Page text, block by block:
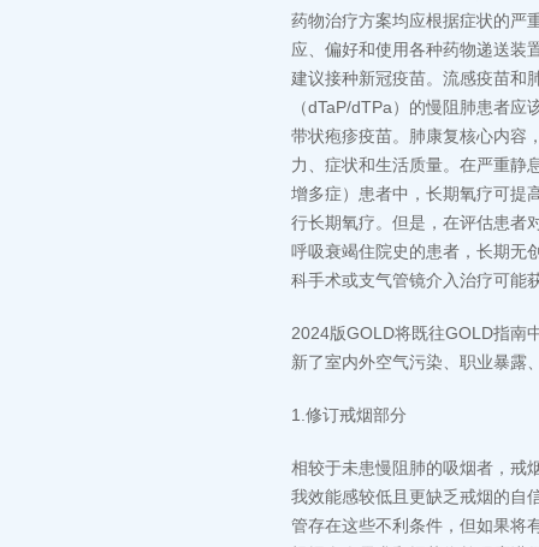
药物治疗方案均应根据症状的严
应、偏好和使用各种药物递送装
建议接种新冠疫苗。流感疫苗和
（dTaP/dTPa）的慢阻肺患者
带状疱疹疫苗。肺康复核心内容
力、症状和生活质量。在严重静
增多症）患者中，长期氧疗可提
行长期氧疗。但是，在评估患者
呼吸衰竭住院史的患者，长期无
科手术或支气管镜介入治疗可能
2024版GOLD将既往GOLD指南
新了室内外空气污染、职业暴露
1.修订戒烟部分
相较于未患慢阻肺的吸烟者，戒
我效能感较低且更缺乏戒烟的自
管存在这些不利条件，但如果将